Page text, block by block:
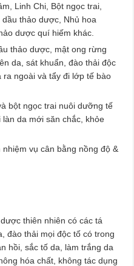
Linh Chi, Bột ngọc trai,
thảo dược, Nhủ hoa
dược quí hiếm khác.
thảo dược, mật ong rừng
da, sát khuẩn, đào thải độc
ngoài và tẩy đi lớp tế bào
bột ngọc trai nuôi dưỡng tế
da mới săn chắc, khỏe
vụ cân bằng nồng độ &
thiên nhiên có các tá
đào thải mọi độc tố có trong
hồi, sắc tố da, làm trắng da
hóa chất, không tác dụng